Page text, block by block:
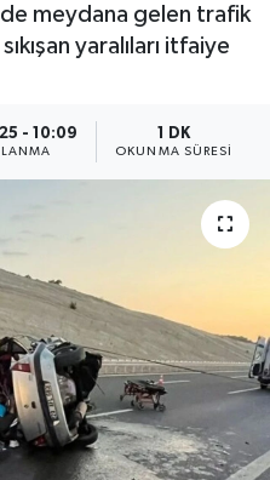
meydana gelen trafik
yaralıları itfaiye
- 10:09 1 DK
OKUNMA SÜRESI